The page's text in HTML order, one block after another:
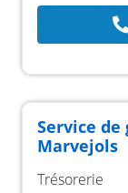
Service de
Marvejols
Trésorerie